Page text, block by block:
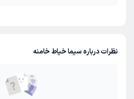
نظرات درباره سیما خیاط خامنه